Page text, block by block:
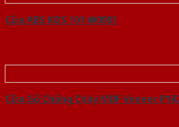
Cửa ABS KOS 101 W0901
Cửa Gỗ Chống Cháy MDF Veneer